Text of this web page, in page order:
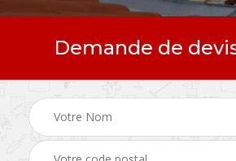
Demande de